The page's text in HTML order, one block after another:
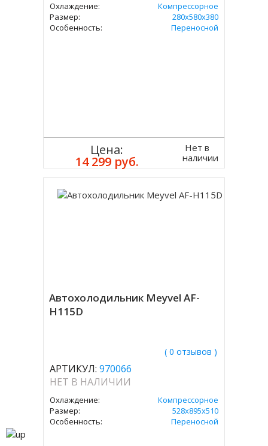
Охлаждение:
Компрессорное
Размер:
280х580х380
Особенность:
Переносной
Цена:
14 299 руб.
Нет в
наличии
Автохолодильник Meyvel AF-
H115D
( 0 отзывов )
АРТИКУЛ: 970066
НЕТ В НАЛИЧИИ
Охлаждение:
Компрессорное
Размер:
528х895х510
Особенность:
Переносной